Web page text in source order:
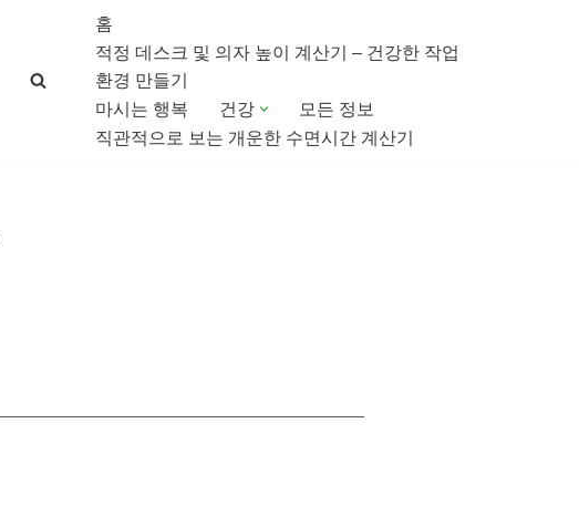
홈
적정 데스크 및 의자 높이 계산기 – 건강한 작업
환경 만들기
마시는 행복
건강
모든 정보
직관적으로 보는 개운한 수면시간 계산기